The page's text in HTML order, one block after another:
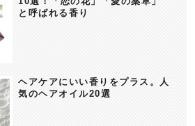
と呼ばれる香り
ヘアケアにいい香りをプラス。人
気のヘアオイル20選